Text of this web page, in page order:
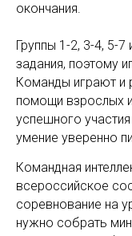
окончания.
Группы 1-2, 3-4, 5-
задания, поэтому
Команды играют и
помощи взрослых
успешного
умение уверенно
Командная
всероссийское
соревнование на
нужно собрать